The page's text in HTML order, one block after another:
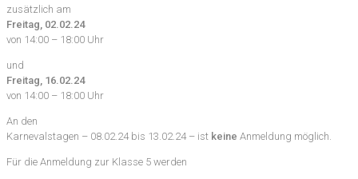
zusätzlich am
Freitag, 02.02.24
von 14:00 – 18:00 Uhr
und
Freitag, 16.02.24
von 14:00 – 18:00 Uhr
An den
Karnevalstagen – 08.02.24 bis 13.02.24 – ist keine Anmeldung möglich.
Für die Anmeldung zur Klasse 5 werden